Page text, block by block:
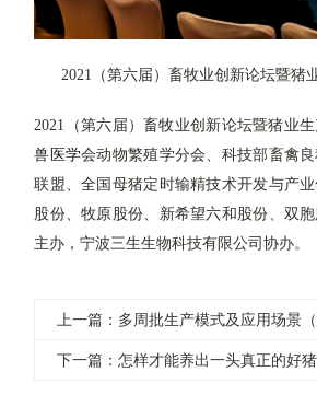
2021 （第六届）畜牧业创新论坛暨猪
2021
（第六届）畜牧业创新论坛暨猪业
兽医学会动物繁殖学分会、科技部畜禽
联盟、全国母猪定时输精技术开发与产
股份、牧原股份、新希望六和股份、双
主办，宁波三生生物科技有限公司协办。
上一篇：多周批生产模式及应用场景